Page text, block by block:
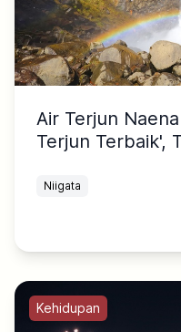
Air Terjun
Terjun Terbaik',
Niigata
Kehidupan